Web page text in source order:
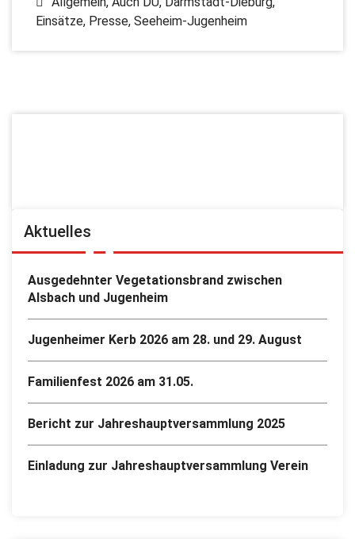
Einsätze, Presse, Seeheim-Jugenheim
Aktuelles
Ausgedehnter Vegetationsbrand zwischen
Alsbach und Jugenheim
Jugenheimer Kerb 2026 am 28. und 29. August
Familienfest 2026 am 31.05.
Bericht zur Jahreshauptversammlung 2025
Einladung zur Jahreshauptversammlung Verein